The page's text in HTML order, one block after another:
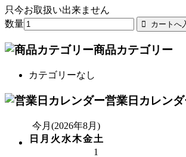
只今お取扱い出来ません
数量
商品カテゴリー
カテゴリーなし
営業日カレンダ
今月(2026年8月)
日 月 火 水木金土
1